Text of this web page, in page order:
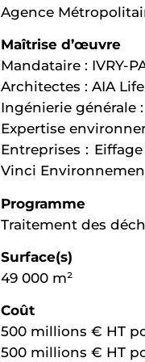
Agence
Maîtrise d’œuvre
Mandataire : IVRY-
Architectes : AIA
Ingénierie générale
Expertise
Entreprises :
Vinci
Programme
Traitement des
Surface(s)
49 000 m²
Coût
500 millions € HT
500 millions € HT